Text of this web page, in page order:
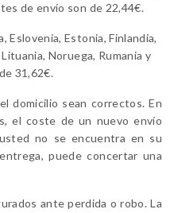
de envío son de 22,44€.
Eslovenia, Estonia, Finlandia,
Noruega, Rumania y
31,62€.
domicilio sean correctos. En
el coste de un nuevo envío
no se encuentra en su
puede concertar una
ante perdida o robo. La